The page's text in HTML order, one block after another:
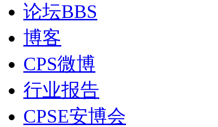
论坛BBS
博客
CPS微博
行业报告
CPSE安博会